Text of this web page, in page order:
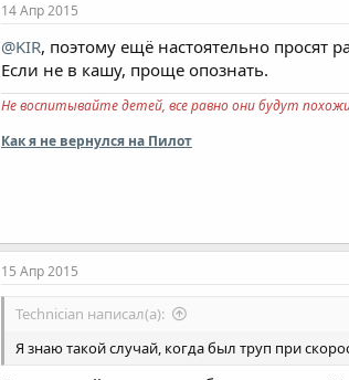
14 Апр 2015
@KIR, поэтому ещё настоятельно просят
Если не в кашу, проще опознать.
Не воспитывайте детей, все равно они будут
Как я не вернулся на Пилот
15 Апр 2015
Technician написал(а):
Я знаю такой случай, когда был труп при